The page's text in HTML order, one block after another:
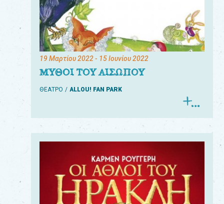
19 Μαρτίου 2022- 15 Ιουνίου 2022
ΜΥΘΟΙ ΤΟΥ ΑΙΣΩΠΟΥ
ΘΕΑΤΡΟ ALLOU! FAN PARK